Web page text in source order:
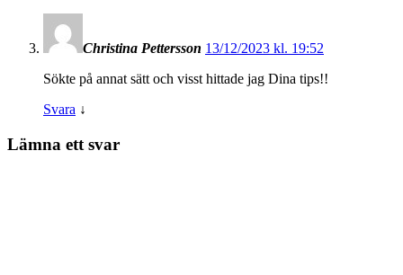
Christina Pettersson 13/12/2023 kl. 19:52
Sökte på annat sätt och visst hittade jag Dina tips!!
Svara ↓
Lämna ett svar